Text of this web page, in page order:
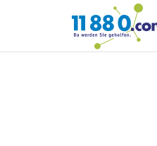
11880.com